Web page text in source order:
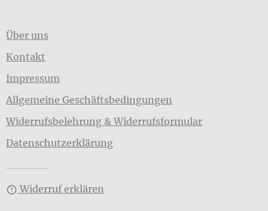
Über uns
Kontakt
Impressum
Allgemeine Geschäftsbedingungen
Widerrufsbelehrung & Widerrufsformular
Datenschutzerklärung
Widerruf erklären